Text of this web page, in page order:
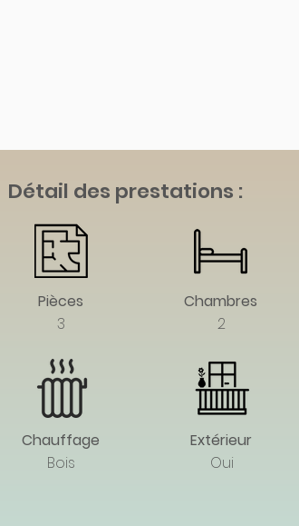
Détail des prestations :
Pièces
3
Chambres
2
Chauffage
Bois
Oui
Extérieur